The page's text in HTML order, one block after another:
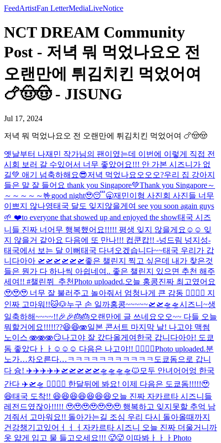
FeedArtistFan LetterMediaLiveNotice
NCT DREAM Community
Post - 저녁 뭐 먹었나요오 전
오랜만에 튀김치킨 먹었어여
🍗🤠🤠 - JISUNG
Jul 17, 2024
저녁 뭐 먹었나요오 전 오랜만에 튀김치킨 먹었어여 🍗🤠🤠
옛날부터 나재민 작가님의 팬이였는데 이번에 이렇게 직접 전
시회 보러 갈 수있어서 너무 좋았어요!!! 안 가본 시즈니가 없
길💚 애기 넘축하해요😎저녁 먹었나요오오오?우리 집 강아지
들은 말 잘 들어요 thank you Singapore💚Thank you Singapore～
～～～～～🤟good night🥹😴🥱재민이형 사진회 사진들 너무
이쁘지 않나영태국 달도 잊지않을게여 see you soon again guys
🌱 ❤️to everyone that showed up and enjoyed the show태국 시즈
니들 진짜 너어무 행복했어요!!!!! 평생 잊지 않을게요☺️☺️ 잊
지 않을거 같아요 다음에 또 만나!!! 컵쿤캅!! -넝드림 넝지성-
태국에서 보는 달 이뻐태국 다녀오겠습니다~~태국 우리가 갑
니다아아 🛫🛫🛫🛫🛫🛫좋은 챌린지 찍고 싶은데 내가 찾은것
들은 뭔가 다 하나씩 아쉽네여.. 좋은 챌린지 있으면 추천 해주
세여!! #챌린쮜_추천Photo uploaded.오늘 홍콩진짜 최고였어요
🥹🥹🥹 너무 잘 불러주고 놀아줘서 엄청나게 큰 감동 🙂‍↕️🙂‍↕️ 지
인짜 고마워!!🐱🐶누구 손 일까홍콩~~~~~🛫🛫🛸🛸시즈니~생
일축하해~~~~!!🎉🎉🎂🎂오랜만에 글 쓰네요오오~~ 다들 오늘
뭐할거에요!!!!!??😆😆🫨일본 콘서트 마지막 날! 나고야 맥썸
노이스 🫨🫨🫨😏나고야 잘 갔다올게여 한국 갑니다아아! 도쿄
돔 좋았다ㅏㅏ☺️☺️☺️ 다음은 나고야!! 🙂‍↕️🙂‍↕️Photo uploaded.분
노가…차오른다… ㅋㅋㅋㅋㅋㅋㅋㅋㅋㅋㅋ 도쿄돔으로 갑니
다 슝! ✈️✈️✈️✈️✈️🛫🛫🛫🛫🛫🛸🛸🛸🛸🐱 모두 안녀어어엉 한국
간다 ✈️🛫🛸 🙂‍↕️🙂‍↕️ 한달뒤에 봐요! 이제 다음은 도쿄돔!!!!!🥹
😆태국 도착!! 😆😆😆😆😆😆😆오늘 진짜 자카르타 시즈니들
레전드였잖아!!!!! 🥹🥹🥹🥹🥹🥹🥹 행복하고 잊지못할 추억 남
겨줘서 고마워요!! 돌아가는길 조심 우리 다시 돌아올때까지
건강챙기고있어ㅓㅓㅓ 자카르타 시즈니 오늘 진짜 더울거니까
옷 얇게 입고 물 들고오세요!!! 🥵🥵 이따봐ㅏㅏㅏ Photo